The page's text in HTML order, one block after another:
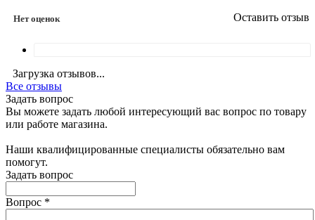
Нет оценок Оставить отзыв
Загрузка отзывов...
Все отзывы
Задать вопрос
Вы можете задать любой интересующий вас вопрос по товару
или работе магазина.
Наши квалифицированные специалисты обязательно вам
помогут.
Задать вопрос
Вопрос *